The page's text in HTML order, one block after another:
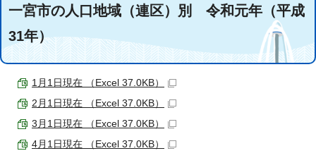
一宮市の人口地域（連区）別 令和元年（平成
31年）
1月1日現在 （Excel 37.0KB）
2月1日現在 （Excel 37.0KB）
3月1日現在 （Excel 37.0KB）
4月1日現在 （Excel 37.0KB）